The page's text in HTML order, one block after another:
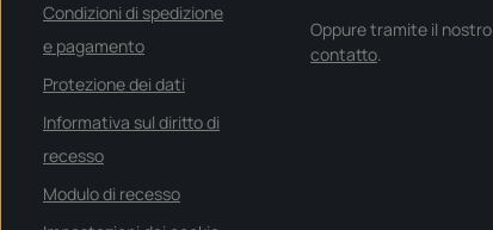
Condizioni di spedizione
e pagamento
Protezione dei dati
Informativa sul diritto di
recesso
Modulo di recesso
Oppure tramite il nostro
contatto.